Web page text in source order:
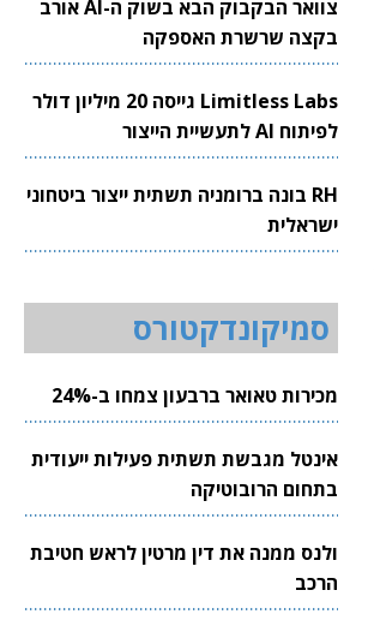
צוואר הבקבוק הבא בשוק ה-AI אורב
בקצה שרשרת האספקה
Limitless Labs גייסה 20 מיליון דולר
לפיתוח AI לתעשיית הייצור
RH בונה ברומניה תשתית ייצור ביטחוני
ישראלית
סמיקונדקטורס
מכירות טאואר ברבעון צמחו ב-24%
אינטל מגבשת תשתית פעילות ייעודית
בתחום הרובוטיקה
ולנס ממנה את דין מרטין לראש חטיבת
הרכב